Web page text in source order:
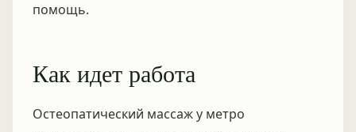
помощь.
Как идет работа
Остеопатический массаж у метро